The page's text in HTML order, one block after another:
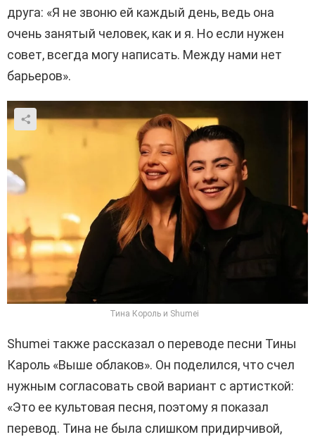
друга: «Я не звоню ей каждый день, ведь она
очень занятый человек, как и я. Но если нужен
совет, всегда могу написать. Между нами нет
барьеров».
Тина Король и Shumei
Shumei также рассказал о переводе песни Тины
Кароль «Выше облаков». Он поделился, что счел
нужным согласовать свой вариант с артисткой:
«Это ее культовая песня, поэтому я показал
перевод. Тина не была слишком придирчивой,